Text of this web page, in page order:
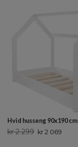
Hvid husseng 90x190 cm
kr 2 299 kr 2 069